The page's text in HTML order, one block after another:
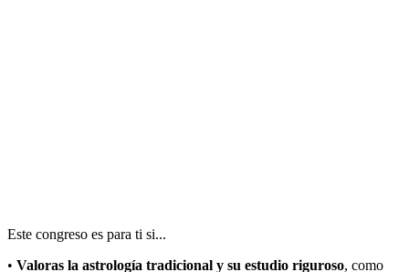
Este congreso es para ti si...
• Valoras la astrología tradicional y su estudio riguroso, como